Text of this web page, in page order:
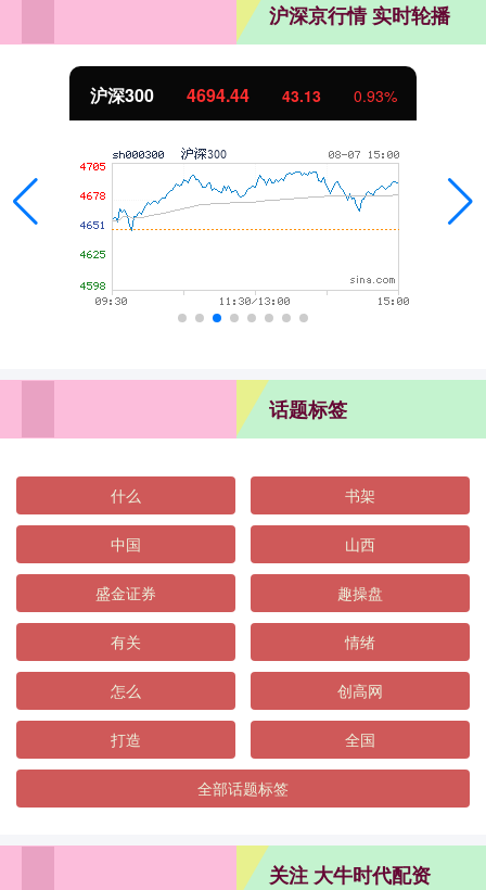
沪深京行情 实时轮播
沪深300 4694.44 43.13 0.93%
话题标签
什么 书架
中国 山西
盛金证券 趣操盘
有关 情绪
怎么 创高网
打造 全国
全部话题标签
关注 大牛时代配资